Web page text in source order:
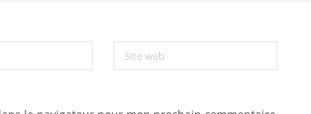
Site web